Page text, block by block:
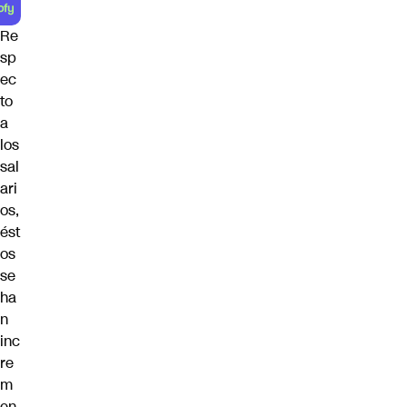
Re
sp
ec
to
a
los
sal
ari
os,
ést
os
se
ha
n
inc
re
m